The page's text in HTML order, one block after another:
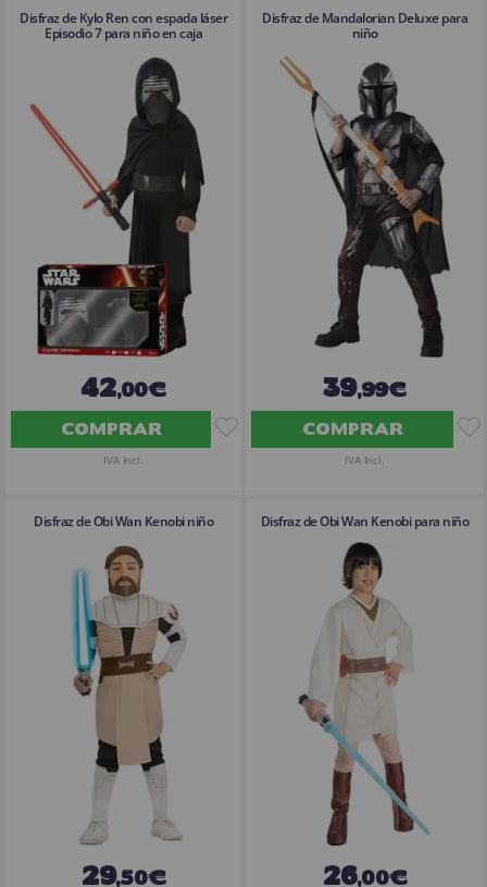
Disfraz de Kylo Ren con espada láser
Episodio 7 para niño en caja
42,00€
COMPRAR
IVA Incl.
Disfraz de Mandalorian Deluxe para
niño
39,99€
COMPRAR
IVA Incl.
Disfraz de Obi Wan Kenobi niño
29,50€
Disfraz de Obi Wan Kenobi para niño
26,00€